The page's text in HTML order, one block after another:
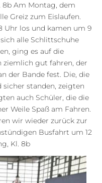
8b Am Montag, dem
Greiz zum Eislaufen.
Uhr los und kamen um 9
alle Schlittschuhe
ging es auf die
ziemlich gut fahren, der
der Bande fest. Die, die
standen, zeigten
auch Schüler, die die
Weile Spaß am Fahren.
wir wieder zurück zur
Busfahrt um 12
Kl. 8b